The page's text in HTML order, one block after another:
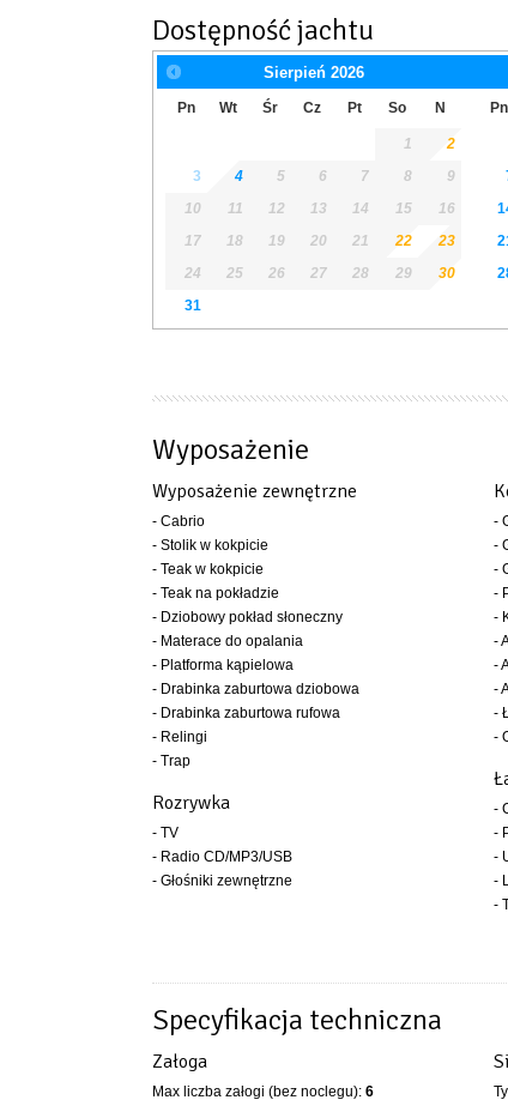
Dostępność jachtu
Sierpień 2026
Pn Wt Śr Cz Pt So N
1
2
3
4 5 6 7 8
9
10
11 12 13 14 15
16
17
18 19 20 21 22
23
24
25 26 27 28 29
30
31
Pn
Wyposażenie
Wyposażenie zewnętrzne
- Cabrio
- Stolik w kokpicie
- Teak w kokpicie
- Teak na pokładzie
- Dziobowy pokład słoneczny
- Materace do opalania
- Platforma kąpielowa
- Drabinka zaburtowa dziobowa
- Drabinka zaburtowa rufowa
- Relingi
- Trap
Rozrywka
- TV
- Radio CD/MP3/USB
- Głośniki zewnętrzne
-
-
-
-
-
-
-
-
-
-
-
-
-
-
-
Specyfikacja techniczna
Załoga
Max liczba załogi (bez noclegu): 6